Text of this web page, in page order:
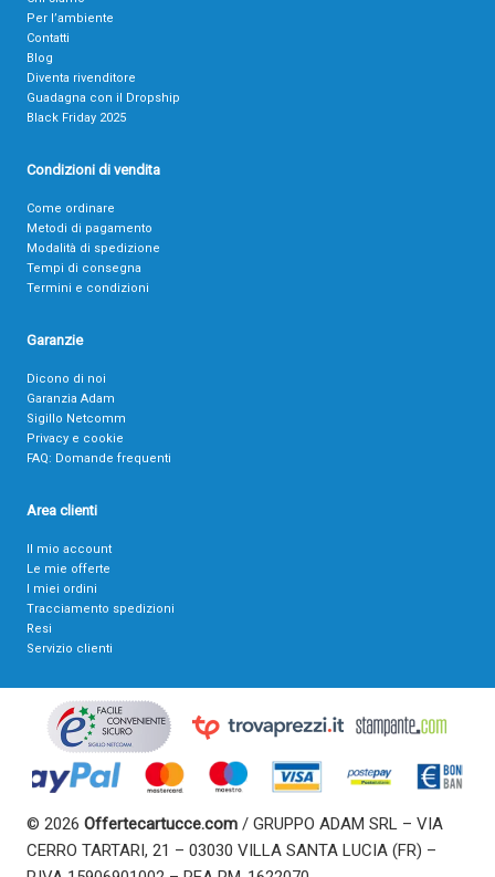
Per l’ambiente
Contatti
Blog
Diventa rivenditore
Guadagna con il Dropship
Black Friday 2025
Condizioni di vendita
Come ordinare
Metodi di pagamento
Modalità di spedizione
Tempi di consegna
Termini e condizioni
Garanzie
Dicono di noi
Garanzia Adam
Sigillo Netcomm
Privacy e cookie
FAQ: Domande frequenti
Area clienti
Il mio account
Le mie offerte
I miei ordini
Tracciamento spedizioni
Resi
Servizio clienti
© 2026 Offertecartucce.com / GRUPPO ADAM SRL – VIA
CERRO TARTARI, 21 – 03030 VILLA SANTA LUCIA (FR) –